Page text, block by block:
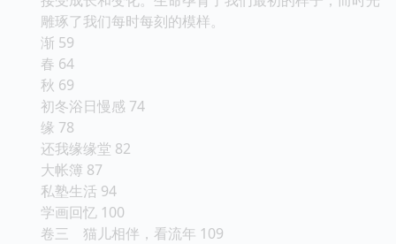
雕琢了我们每时每刻的模样。
渐 59
春 64
秋 69
初冬浴日慢感 74
缘 78
还我缘缘堂 82
大帐簿 87
私塾生活 94
学画回忆 100
卷三 猫儿相伴，看流年 109